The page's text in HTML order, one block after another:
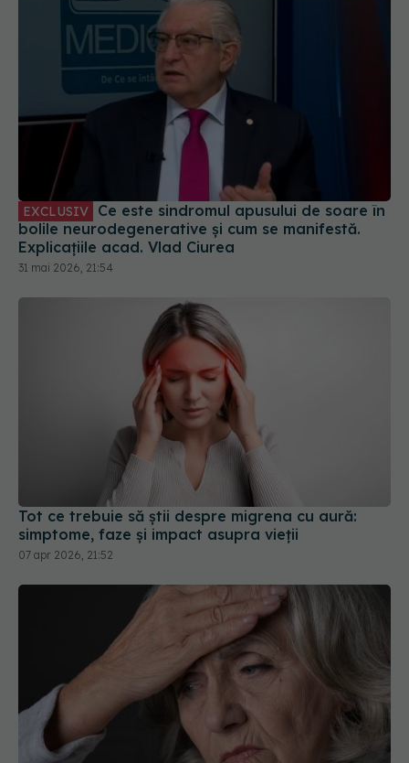
EXCLUSIV
bolile neurodegenerative și cum se manifestă.
Explicațiile acad. Vlad Ciurea
31 mai 2026, 21:54
Tot ce trebuie să știi despre migrena cu aură:
simptome, faze și impact asupra vieții
07 apr 2026, 21:52